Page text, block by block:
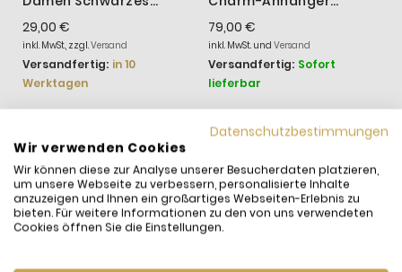
Murano-Glas Silber
793117C00
29,00 €
inkl. MwSt., zzgl.Versand
Versandfertig: in 10
Werktagen
Aufklappbar &
Gravierbar
Liebesmedaillon Rosé
79,00 €
inkl. MwSt. und Versand
Versandfertig: Sofort
lieferbar
WIR HABEN ANDERE
PRODUKTE GEFUNDEN,
DIE IHNEN GEFALLEN
KÖNNTEN!
Datenschutzbestimmungen
Wir verwenden Cookies
Wir können diese zur Analyse unserer Besucherdaten platzieren,
um unsere Webseite zu verbessern, personalisierte Inhalte
anzuzeigen und Ihnen ein großartiges Webseiten-Erlebnis zu
bieten. Für weitere Informationen zu den von uns verwendeten
Cookies öffnen Sie die Einstellungen.